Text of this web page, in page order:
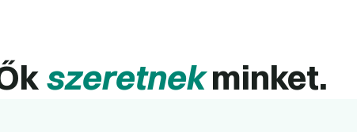
szeretnekminket.